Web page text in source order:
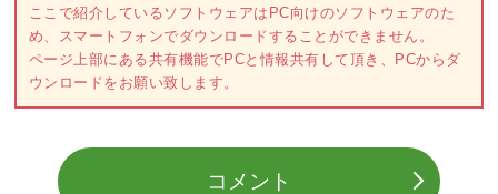
ここで紹介しているソフトウェアはPC向けのソフトウェアのた
め、スマートフォンでダウンロードすることができません。
ページ上部にある共有機能でPCと情報共有して頂き、PCからダ
ウンロードをお願い致します。
コメント